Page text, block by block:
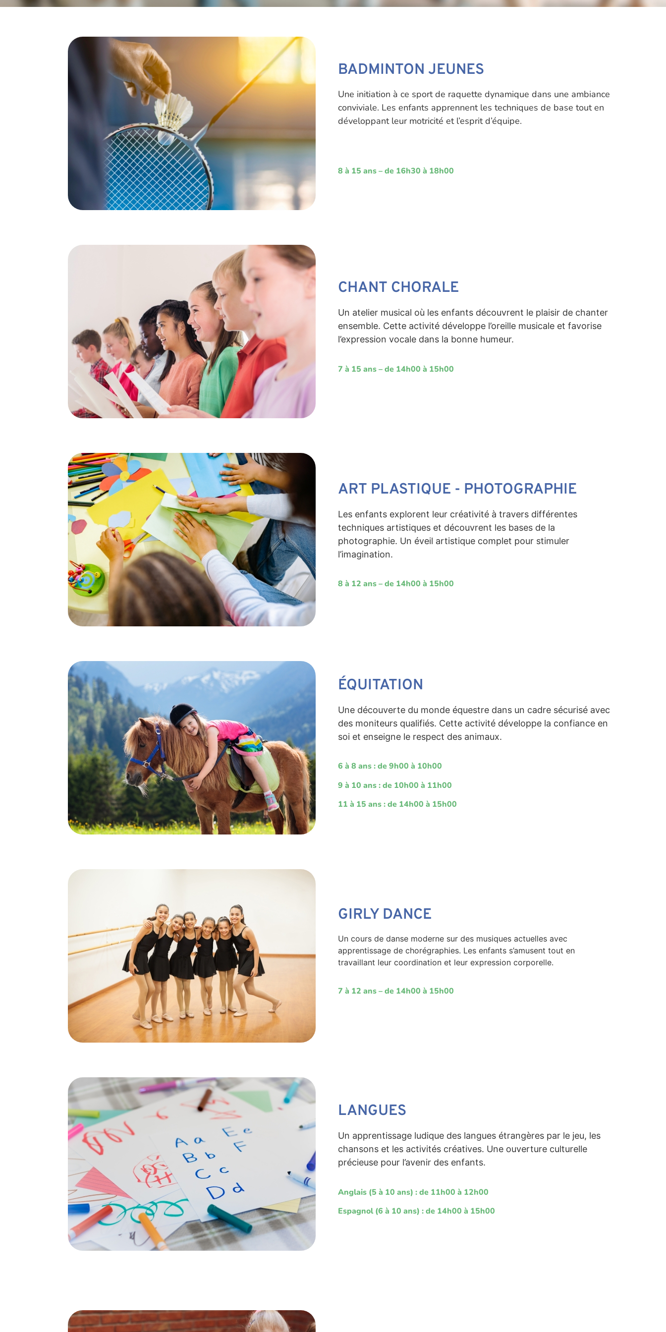
BADMINTON JEUNES
Une initiation à ce sport de raquette dynamique dans une ambiance
conviviale. Les enfants apprennent les techniques de base tout en
développant leur motricité et l’esprit d’équipe.
8 à 15 ans – de 16h30 à 18h00
CHANT CHORALE
Un atelier musical où les enfants découvrent le plaisir de chanter
ensemble. Cette activité développe l’oreille musicale et favorise
l’expression vocale dans la bonne humeur.
7 à 15 ans – de 14h00 à 15h00
ART PLASTIQUE - PHOTOGRAPHIE
Les enfants explorent leur créativité à travers différentes
techniques artistiques et découvrent les bases de la
photographie. Un éveil artistique complet pour stimuler
l’imagination.
8 à 12 ans – de 14h00 à 15h00
ÉQUITATION
Une découverte du monde équestre dans un cadre sécurisé avec
des moniteurs qualifiés. Cette activité développe la confiance en
soi et enseigne le respect des animaux.
6 à 8 ans : de 9h00 à 10h00
9 à 10 ans : de 10h00 à 11h00
11 à 15 ans : de 14h00 à 15h00
GIRLY DANCE
Un cours de danse moderne sur des musiques actuelles avec
apprentissage de chorégraphies. Les enfants s’amusent tout en
travaillant leur coordination et leur expression corporelle.
7 à 12 ans – de 14h00 à 15h00
LANGUES
Un apprentissage ludique des langues étrangères par le jeu, les
chansons et les activités créatives. Une ouverture culturelle
précieuse pour l’avenir des enfants.
Anglais (5 à 10 ans) : de 11h00 à 12h00
Espagnol (6 à 10 ans) : de 14h00 à 15h00